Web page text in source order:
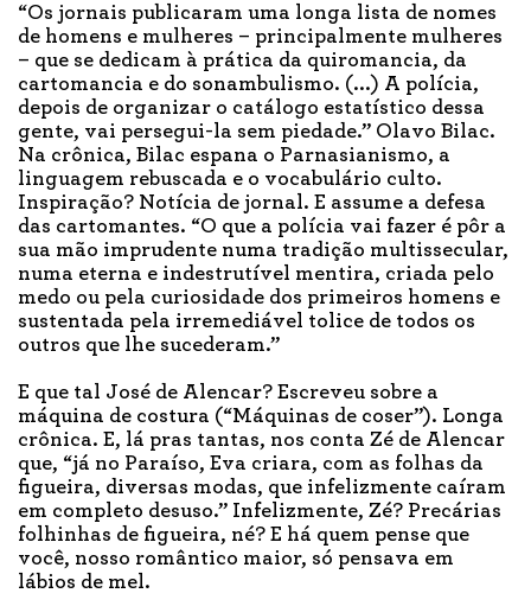
“Os jornais publicaram uma longa lista de nomes
de homens e mulheres – principalmente mulheres
– que se dedicam à prática da quiromancia, da
cartomancia e do sonambulismo. (...) A polícia,
depois de organizar o catálogo estatístico dessa
gente, vai persegui-la sem piedade.” Olavo Bilac.
Na crônica, Bilac espana o Parnasianismo, a
linguagem rebuscada e o vocabulário culto.
Inspiração? Notícia de jornal. E assume a defesa
das cartomantes. “O que a polícia vai fazer é pôr a
sua mão imprudente numa tradição multissecular,
numa eterna e indestrutível mentira, criada pelo
medo ou pela curiosidade dos primeiros homens e
sustentada pela irremediável tolice de todos os
outros que lhe sucederam.”
E que tal José de Alencar? Escreveu sobre a
máquina de costura (“Máquinas de coser”). Longa
crônica. E, lá pras tantas, nos conta Zé de Alencar
que, “já no Paraíso, Eva criara, com as folhas da
figueira, diversas modas, que infelizmente caíram
em completo desuso.” Infelizmente, Zé? Precárias
folhinhas de figueira, né? E há quem pense que
você, nosso romântico maior, só pensava em
lábios de mel.